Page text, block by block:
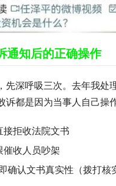
通知后的正确操作
先深呼吸三次。去年我处
诉都是因为当事人自己操
接拒收法院文书
催收人员吵架
确认文书真实性（拨打核